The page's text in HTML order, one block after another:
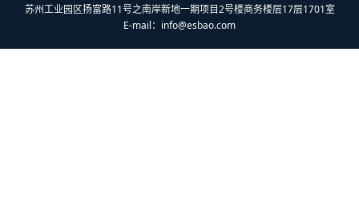
苏州工业园区扬富路11号之南岸新地一期项目2号楼商务楼层17层1701室
E-mail： info@esbao.com